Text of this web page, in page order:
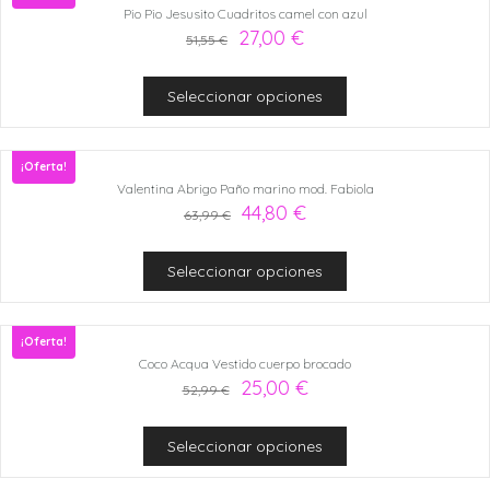
Pio Pio Jesusito Cuadritos camel con azul
51,55€ 27,00 €
Seleccionar opciones
¡Oferta!
Valentina Abrigo Paño marino mod. Fabiola
63,99€ 44,80 €
Seleccionar opciones
¡Oferta!
Coco Acqua Vestido cuerpo brocado
52,99€ 25,00 €
Seleccionar opciones